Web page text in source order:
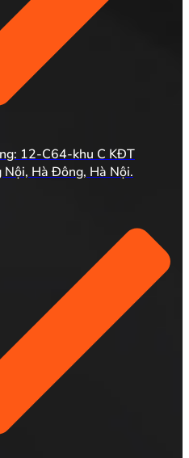
12-C64-khu C KĐT
Nội, Hà Đông, Hà Nội.